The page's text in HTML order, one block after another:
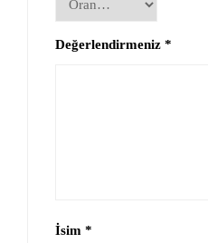
Değerlendirmeniz *
İsim *